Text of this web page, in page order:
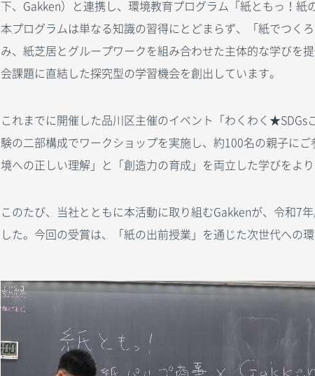
下、Gakken）と連携し、環境教育プログラム「紙ともっ！紙
本プログラムは単なる知識の習得にとどまらず、「紙でつく
み、紙芝居とグループワークを組み合わせた主体的な学びを
会課題に直結した探究型の学習機会を創出しています。
これまでに開催した品川区主催のイベント「わくわく
験の二部構成でワークショップを実施し、約100名の親子に
境への正しい理解」と「創造力の育成」を両立した学びをよ
このたび、当社とともに本活動に取り組むGakkenが、令和7
した。今回の受賞は、「紙の出前授業」を通じた次世代への